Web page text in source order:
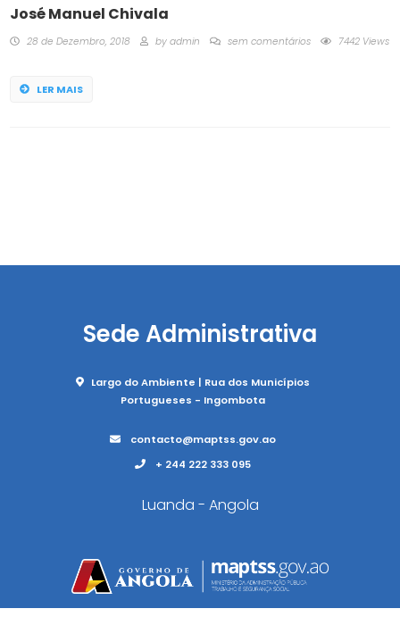
José Manuel Chivala
28 de Dezembro, 2018 by admin sem comentários 7442 Views
LER MAIS
Sede Administrativa
Largo do Ambiente | Rua dos Municípios
Portugueses - Ingombota
contacto@maptss.gov.ao
+ 244 222 333 095
Luanda - Angola